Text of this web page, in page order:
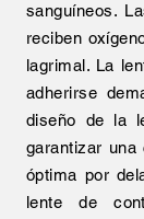
sanguíneos.
reciben
lagrimal. La
adherirse
diseño de la
garantizar una
óptima por
lente de